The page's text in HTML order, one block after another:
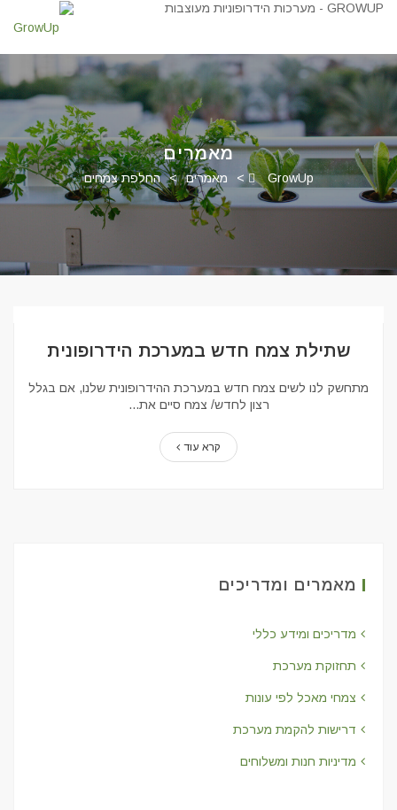
מאמרים
GrowUp
> מאמרים > החלפת צמחים
שתילת צמח חדש במערכת הידרופונית
מתחשק לנו לשים צמח חדש במערכת ההידרופונית שלנו, אם בגלל
רצון לחדש/ צמח סיים את...
קרא עוד
מאמרים ומדריכים
מדריכים ומידע כללי
תחזוקת מערכת
צמחי מאכל לפי עונות
דרישות להקמת מערכת
מדיניות חנות ומשלוחים